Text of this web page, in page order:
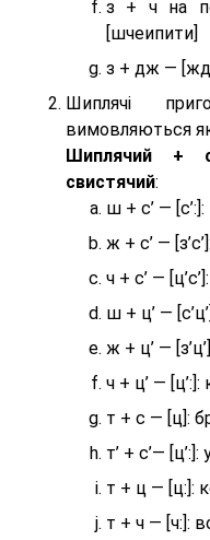
з + ч на
[шчеипити]
з + дж —
Шиплячі
вимовляються як
Шиплячий +
свистячий:
ш + с’ —
ж + с’ —
ч + с’ —
ш + ц’ —
ж + ц’ —
ч + ц’ — [ц’:]:
т + с — [ц]:
т’ + с’— [ц’:]:
т + ц — [ц:]:
т + ч — [ч:]: